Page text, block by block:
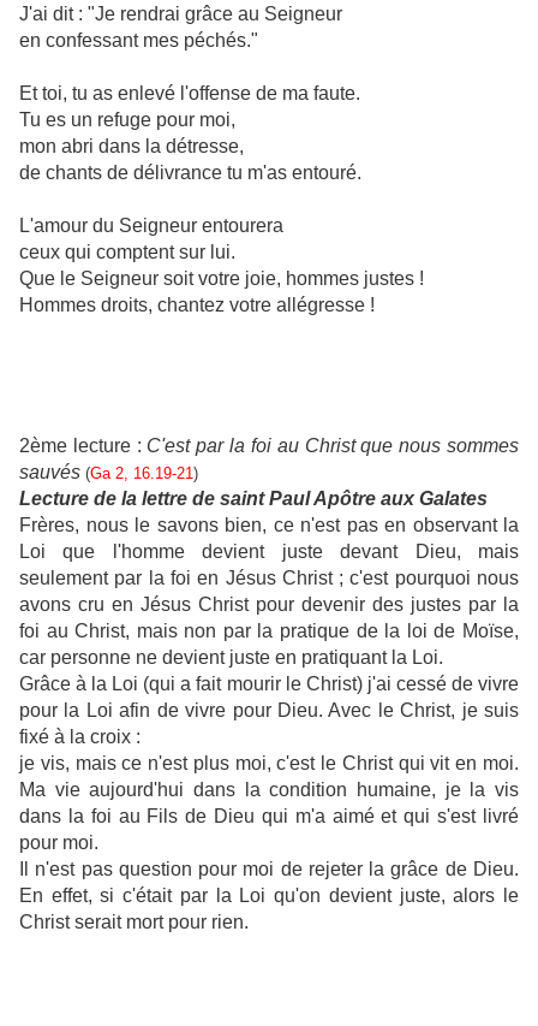
J'ai dit : "Je rendrai grâce au Seigneur
en confessant mes péchés."
Et toi, tu as enlevé l'offense de ma faute.
Tu es un refuge pour moi,
mon abri dans la détresse,
de chants de délivrance tu m'as entouré.
L'amour du Seigneur entourera
ceux qui comptent sur lui.
Que le Seigneur soit votre joie, hommes justes !
Hommes droits, chantez votre allégresse !
2ème lecture : C'est par la foi au Christ que nous sommes
sauvés (Ga 2, 16.19-21)
Lecture de la lettre de saint Paul Apôtre aux Galates
Frères, nous le savons bien, ce n'est pas en observant la
Loi que l'homme devient juste devant Dieu, mais
seulement par la foi en Jésus Christ ; c'est pourquoi nous
avons cru en Jésus Christ pour devenir des justes par la
foi au Christ, mais non par la pratique de la loi de Moïse,
car personne ne devient juste en pratiquant la Loi.
Grâce à la Loi (qui a fait mourir le Christ) j'ai cessé de vivre
pour la Loi afin de vivre pour Dieu. Avec le Christ, je suis
fixé à la croix :
je vis, mais ce n'est plus moi, c'est le Christ qui vit en moi.
Ma vie aujourd'hui dans la condition humaine, je la vis
dans la foi au Fils de Dieu qui m'a aimé et qui s'est livré
pour moi.
Il n'est pas question pour moi de rejeter la grâce de Dieu.
En effet, si c'était par la Loi qu'on devient juste, alors le
Christ serait mort pour rien.